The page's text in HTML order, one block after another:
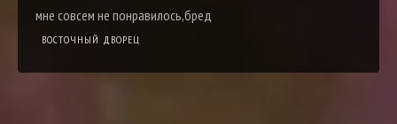
мне совсем не понравилось,бред
ВОСТОЧНЫЙ ДВОРЕЦ